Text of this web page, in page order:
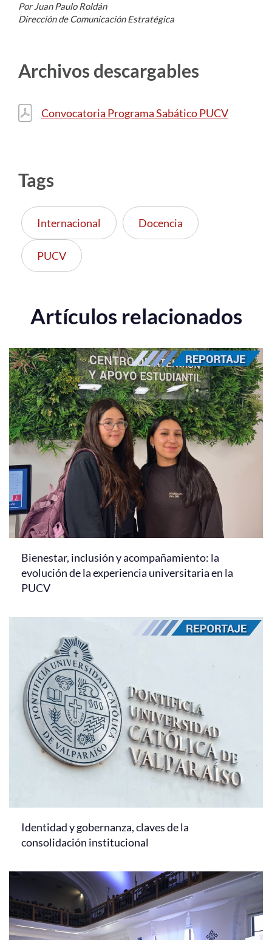
Por Juan Paulo Roldán
Dirección de Comunicación Estratégica
Archivos descargables
Convocatoria Programa Sabático PUCV
Tags
Internacional Docencia
PUCV
Artículos relacionados
Bienestar, inclusión y acompañamiento: la
evolución de la experiencia universitaria en la
PUCV
Identidad y gobernanza, claves de la
consolidación institucional